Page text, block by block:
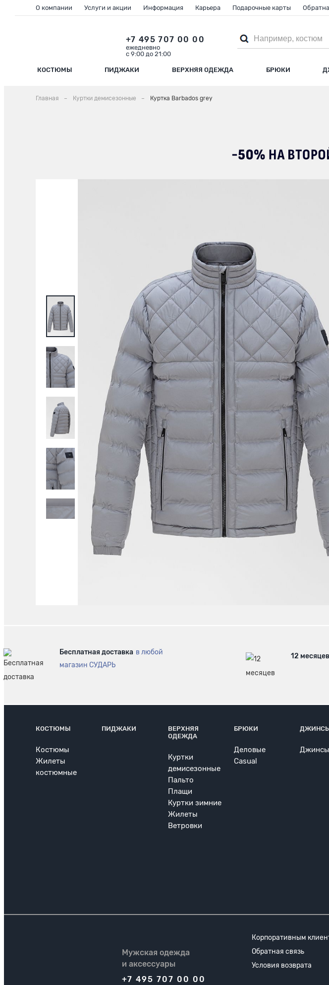
КОСТЮМЫ ПИДЖАКИ ВЕРХНЯЯ ОДЕЖДА БРЮКИ
+7 495 707 00 00
ежедневно
с 9:00 до 21:00
О компании Услуги и акции Информация Карьера Подарочные карты
Главная Куртки демисезонные Куртка Barbados grey
Бесплатная доставка в любой
магазин СУДАРЬ
12 месяцев
КОСТЮМЫ
Костюмы
Жилеты
костюмные
ПИДЖАКИ
ВЕРХНЯЯ
ОДЕЖДА
Куртки
демисезонные
Пальто
Плащи
Куртки зимние
Жилеты
Ветровки
БРЮКИ
Деловые
Casual
Джинсы
Мужская одежда
и аксессуары
+7 495 707 00 00
Корпоративным
Обратная связь
Условия возврата